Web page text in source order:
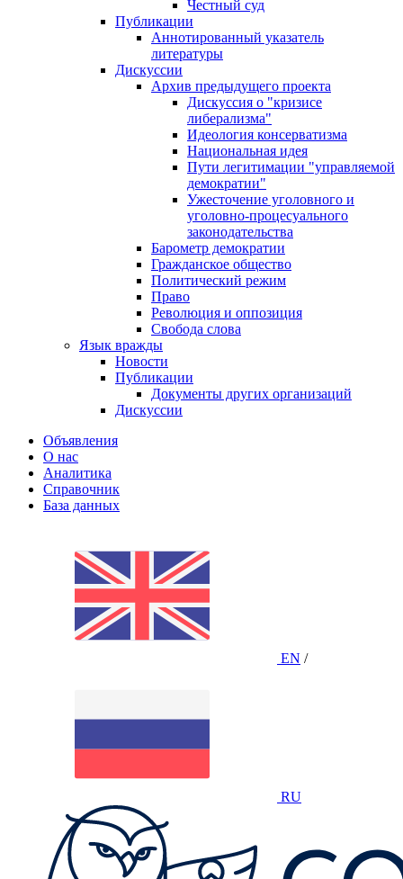
Честный суд
Публикации
Аннотированный указатель
литературы
Дискуссии
Архив предыдущего проекта
Дискуссия о "кризисе
либерализма"
Идеология консерватизма
Национальная идея
Пути легитимации "управляемой
демократии"
Ужесточение уголовного и
уголовно-процесуального
законодательства
Барометр демократии
Гражданское общество
Политический режим
Право
Революция и оппозиция
Свобода слова
Язык вражды
Новости
Публикации
Документы других организаций
Дискуссии
Объявления
О нас
Аналитика
Справочник
База данных
EN /
RU